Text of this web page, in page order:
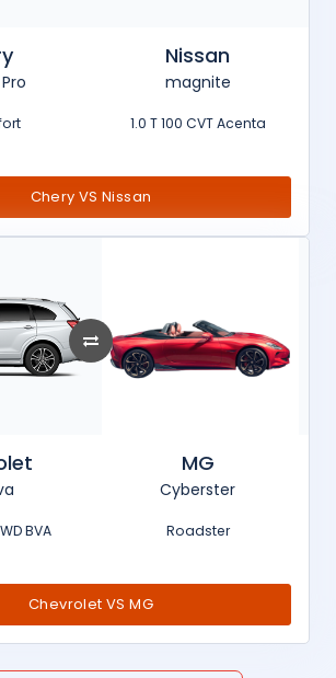
Nissan
magnite
1.0 T 100 CVT Acenta
Chery VS Nissan
BVA
MG
Cyberster
Roadster
Chevrolet VS MG